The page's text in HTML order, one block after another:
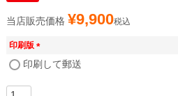
当店販売価格 ¥9,900税込
印刷版
(
印刷して郵送